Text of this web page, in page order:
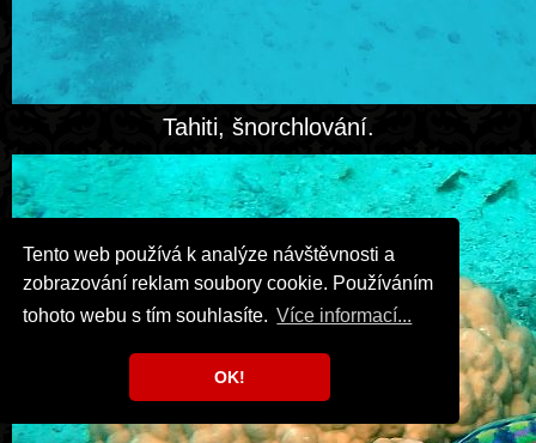
Tento web používá k analýze návštěvnosti a
zobrazování reklam soubory cookie. Používáním
tohoto webu s tím souhlasíte. Více informací...
OK!
Tahiti, šnorchlování.